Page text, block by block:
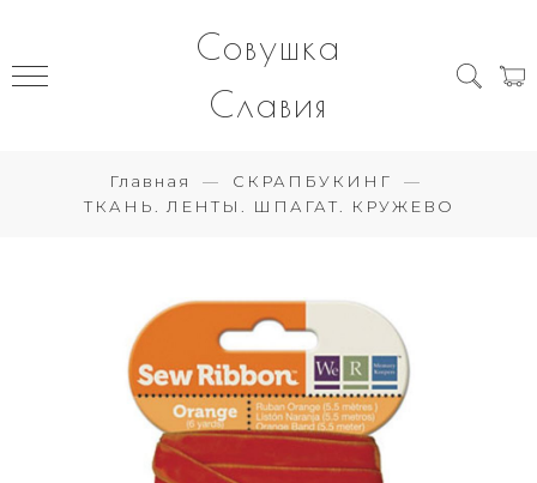
Совушка
Славия
Главная
СКРАПБУКИНГ
ТКАНЬ. ЛЕНТЫ. ШПАГАТ. КРУЖЕВО